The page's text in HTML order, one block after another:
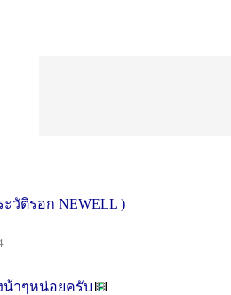
ะวัติรอก NEWELL )
น้าๆหน่อยครับ